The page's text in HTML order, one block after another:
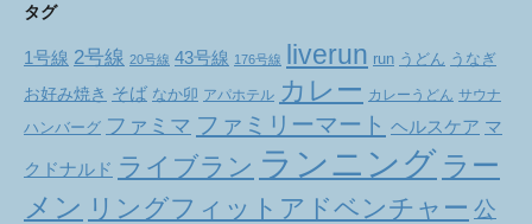
タグ
1号線 2号線 20号線 43号線 176号線 liverun run うどん うなぎ
お好み焼き そば なか卯 アパホテル カレー カレーうどん サウナ
ハンバーグ ファミマ ファミリーマート ヘルスケア マ
クドナルド ライブラン ランニング ラー
メン リングフィットアドベンチャー 公